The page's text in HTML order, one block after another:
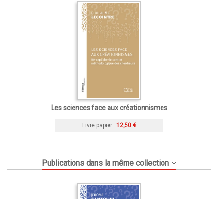
Les sciences face aux créationnismes
Livre papier 12,50 €
Publications dans la même collection